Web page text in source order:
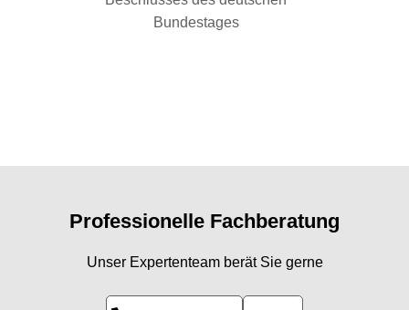
Bundestages
Professionelle Fachberatung
Unser Expertenteam berät Sie gerne